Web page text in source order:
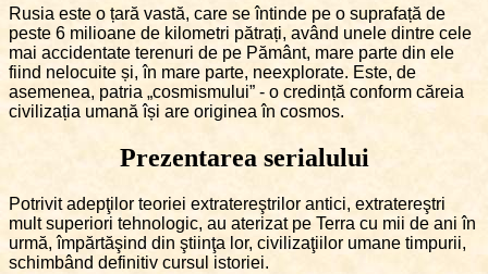
Rusia este o țară vastă, care se întinde pe o suprafață de
peste 6 milioane de kilometri pătrați, având unele dintre cele
mai accidentate terenuri de pe Pământ, mare parte din ele
fiind nelocuite și, în mare parte, neexplorate. Este, de
asemenea, patria „cosmismului” - o credință conform căreia
civilizația umană își are originea în cosmos.
Prezentarea serialului
Potrivit adepţilor teoriei extratereştrilor antici, extratereştri
mult superiori tehnologic, au aterizat pe Terra cu mii de ani în
urmă, împărtăşind din ştiinţa lor, civilizaţiilor umane timpurii,
schimbând definitiv cursul istoriei.